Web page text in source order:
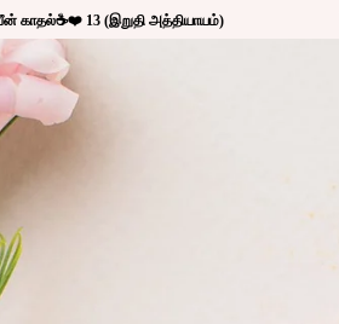
காதல்☕❤️ 13 (இறுதி அத்தியாயம்)